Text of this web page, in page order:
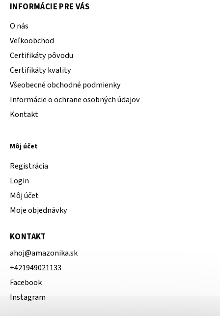
INFORMÁCIE PRE VÁS
O nás
Veľkoobchod
Certifikáty pôvodu
Certifikáty kvality
Všeobecné obchodné podmienky
Informácie o ochrane osobných údajov
Kontakt
Môj účet
Registrácia
Login
Môj účet
Moje objednávky
KONTAKT
ahoj@amazonika.sk
+421949021133
Facebook
Instagram